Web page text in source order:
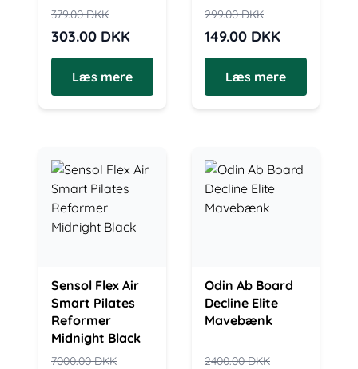
379.00DKK
303.00 DKK
Læs mere
299.00DKK
149.00 DKK
Læs mere
Sensol Flex Air
Smart Pilates
Reformer
Midnight Black
7000.00DKK
Odin Ab Board
Decline Elite
Mavebænk
2400.00DKK